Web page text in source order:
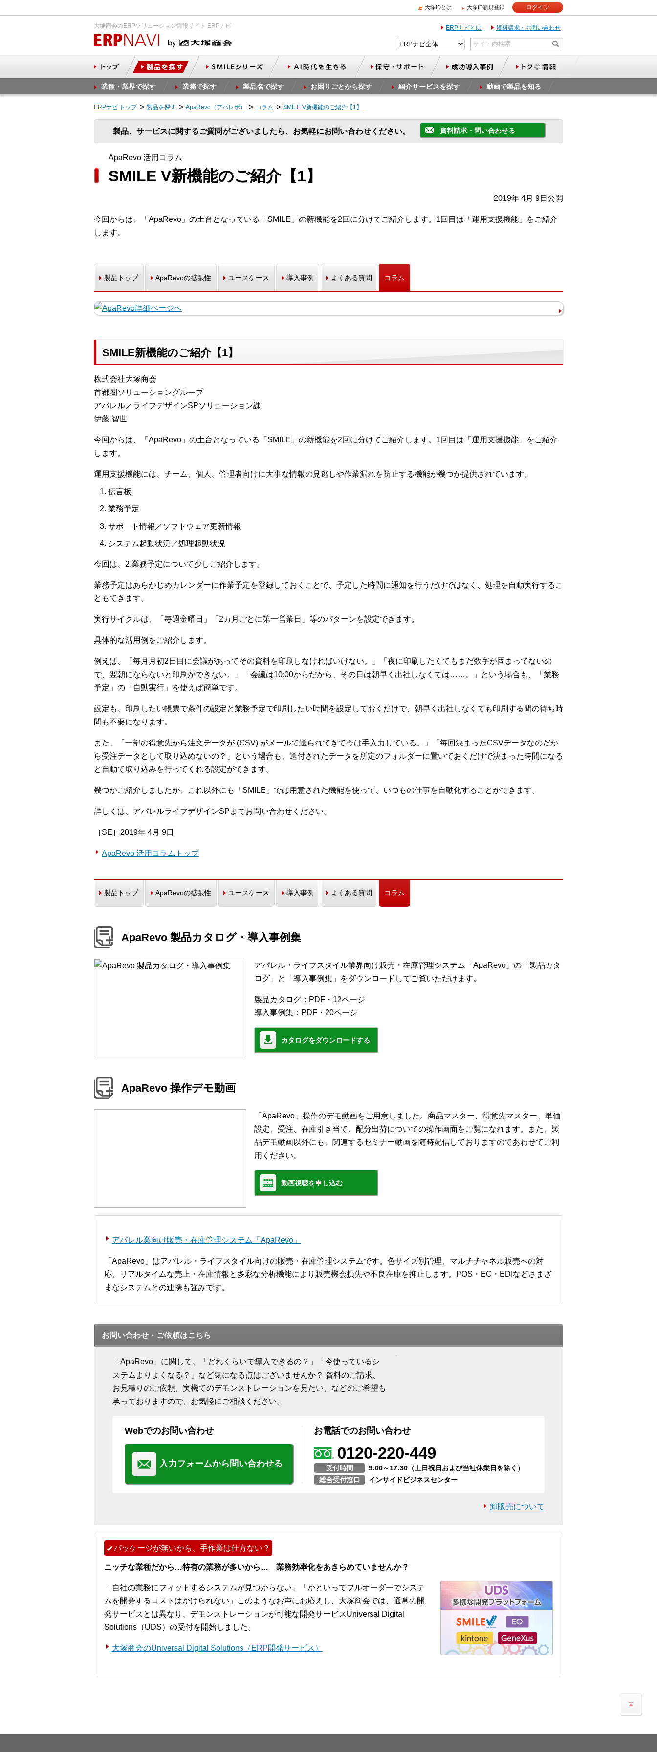
大塚IDとは 大塚ID新規登録 ログイン
大塚商会のERPソリューション情報サイト ERPナビ ERPナビとは 資料請求・お問い合わせ
業種・業界で探す 業務で探す 製品名で探す お困りごとから探す 紹介サービスを探す 動画で製品を知る
ERPナビ トップ 製品を探す ApaRevo（アパレボ） コラム SMILE V新機能のご紹介【1】
製品、サービスに関するご質問がございましたら、お気軽にお問い合わせください。 資料請求・問い合わせる
ApaRevo 活用コラム
SMILE V新機能のご紹介【1】
2019年 4月 9日公開
今回からは、「ApaRevo」の土台となっている「SMILE」の新機能を2回に分けてご紹介します。1回目は「運用支援機能」をご紹介
します。
製品トップ ApaRevoの拡張性 ユースケース 導入事例 よくある質問 コラム
SMILE新機能のご紹介【1】
株式会社大塚商会
首都圏ソリューショングループ
アパレル／ライフデザインSPソリューション課
伊藤 智世
今回からは、「ApaRevo」の土台となっている「SMILE」の新機能を2回に分けてご紹介します。1回目は「運用支援機能」をご紹介
します。
運用支援機能には、チーム、個人、管理者向けに大事な情報の見逃しや作業漏れを防止する機能が幾つか提供されています。
伝言板
業務予定
サポート情報／ソフトウェア更新情報
システム起動状況／処理起動状況
今回は、2.業務予定について少しご紹介します。
業務予定はあらかじめカレンダーに作業予定を登録しておくことで、予定した時間に通知を行うだけではなく、処理を自動実行するこ
ともできます。
実行サイクルは、「毎週金曜日」「2カ月ごとに第一営業日」等のパターンを設定できます。
具体的な活用例をご紹介します。
例えば、「毎月月初2日目に会議があってその資料を印刷しなければいけない。」「夜に印刷したくてもまだ数字が固まってないの
で、翌朝にならないと印刷ができない。」「会議は10:00からだから、その日は朝早く出社しなくては……。」という場合も、「業務
予定」の「自動実行」を使えば簡単です。
設定も、印刷したい帳票で条件の設定と業務予定で印刷したい時間を設定しておくだけで、朝早く出社しなくても印刷する間の待ち時
間も不要になります。
また、「一部の得意先から注文データが (CSV) がメールで送られてきて今は手入力している。」「毎回決まったCSVデータなのだか
ら受注データとして取り込めないの？」という場合も、送付されたデータを所定のフォルダーに置いておくだけで決まった時間になる
と自動で取り込みを行ってくれる設定ができます。
幾つかご紹介しましたが、これ以外にも「SMILE」では用意された機能を使って、いつもの仕事を自動化することができます。
詳しくは、アパレルライフデザインSPまでお問い合わせください。
［SE］2019年 4月 9日
ApaRevo 活用コラムトップ
製品トップ ApaRevoの拡張性 ユースケース 導入事例 よくある質問 コラム
ApaRevo 製品カタログ・導入事例集
アパレル・ライフスタイル業界向け販売・在庫管理システム「ApaRevo」の「製品カタ
ログ」と「導入事例集」をダウンロードしてご覧いただけます。
製品カタログ：PDF・12ページ
導入事例集：PDF・20ページ
カタログをダウンロードする
ApaRevo 操作デモ動画
「ApaRevo」操作のデモ動画をご用意しました。商品マスター、得意先マスター、単価
設定、受注、在庫引き当て、配分出荷についての操作画面をご覧になれます。また、製
品デモ動画以外にも、関連するセミナー動画を随時配信しておりますのであわせてご利
用ください。
動画視聴を申し込む
アパレル業向け販売・在庫管理システム「ApaRevo」
「ApaRevo」はアパレル・ライフスタイル向けの販売・在庫管理システムです。色サイズ別管理、マルチチャネル販売への対
応、リアルタイムな売上・在庫情報と多彩な分析機能により販売機会損失や不良在庫を抑止します。POS・EC・EDIなどさまざ
まなシステムとの連携も強みです。
お問い合わせ・ご依頼はこちら
「ApaRevo」に関して、「どれくらいで導入できるの？」「今使っているシ
ステムよりよくなる？」など気になる点はございませんか？ 資料のご請求、
お見積りのご依頼、実機でのデモンストレーションを見たい、などのご希望も
承っておりますので、お気軽にご相談ください。
Webでのお問い合わせ
入力フォームから問い合わせる
お電話でのお問い合わせ
0120-220-449
受付時間
9:00～17:30（土日祝日および当社休業日を除く）
総合受付窓口
インサイドビジネスセンター
卸販売について
パッケージが無いから、手作業は仕方ない？
ニッチな業種だから…特有の業務が多いから… 業務効率化をあきらめていませんか？
「自社の業務にフィットするシステムが見つからない」「かといってフルオーダーでシステ
ムを開発するコストはかけられない」このようなお声にお応えし、大塚商会では、通常の開
発サービスとは異なり、デモンストレーションが可能な開発サービスUniversal Digital
Solutions（UDS）の受付を開始しました。
大塚商会のUniversal Digital Solutions（ERP開発サービス）